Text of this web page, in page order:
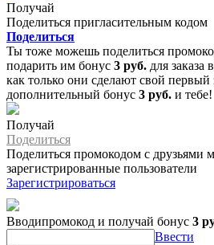
Получай
Поделиться пригласительным кодом
Поделиться
Ты тоже можешь поделиться
подарить им бонус 3 руб. для
как только они сделают свой
дополнительный бонус 3 руб. и тебе!
Получай
Поделиться
Поделиться промокодом с друзьями
зарегистрированные пользователи
Зарегистрироваться
Вводипромокод и получай бонус 3
Ввести